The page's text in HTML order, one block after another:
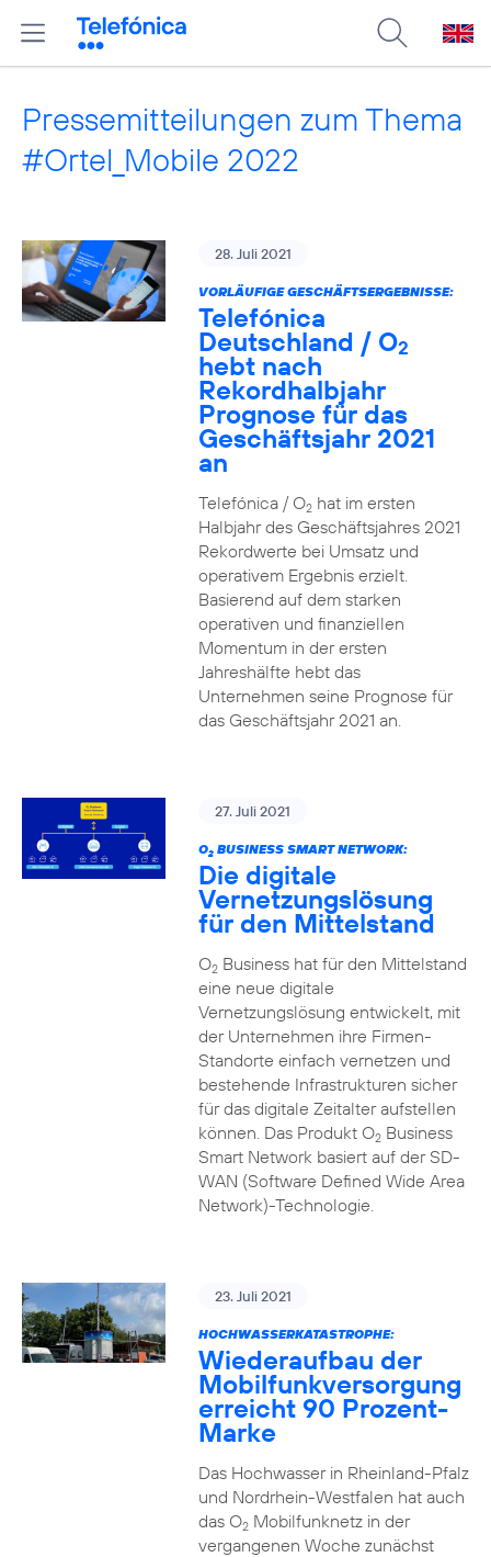
Pressemitteilungen zum Thema
#Ortel_Mobile 2022
28. Juli 2021
VORLÄUFIGE GESCHÄFTSERGEBNISSE:
Telefónica
Deutschland / O2
hebt nach
Rekordhalbjahr
Prognose für das
Geschäftsjahr 2021
an
Telefónica / O2hat im ersten
Halbjahr des Geschäftsjahres 2021
Rekordwerte bei Umsatz und
operativem Ergebnis erzielt.
Basierend auf dem starken
operativen und finanziellen
Momentum in der ersten
Jahreshälfte hebt das
Unternehmen seine Prognose für
das Geschäftsjahr 2021 an.
27. Juli 2021
O2BUSINESS SMART NETWORK:
Die digitale
Vernetzungslösung
für den Mittelstand
O2Business hat für den Mittelstand
eine neue digitale
Vernetzungslösung entwickelt, mit
der Unternehmen ihre Firmen-
Standorte einfach vernetzen und
bestehende Infrastrukturen sicher
für das digitale Zeitalter aufstellen
können. Das Produkt O2Business
Smart Network basiert auf der SD-
WAN (Software Defined Wide Area
Network)-Technologie.
23. Juli 2021
HOCHWASSERKATASTROPHE:
Wiederaufbau der
Mobilfunkversorgung
erreicht 90 Prozent-
Marke
Das Hochwasser in Rheinland-Pfalz
und Nordrhein-Westfalen hat auch
das O2Mobilfunknetz in der
vergangenen Woche zunächst